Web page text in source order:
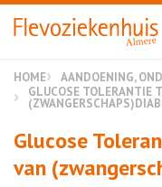
Almere
HOME
AANDOENING,
GLUCOSE TOLERANTIE
Glucose
van